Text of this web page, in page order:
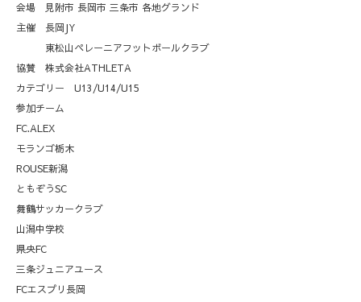
会場 見附市 長岡市 三条市 各地グランド
主催 長岡JY
東松山ペレーニアフットボールクラブ
協賛 株式会社ATHLETA
カテゴリー U13/U14/U15
参加チーム
FC.ALEX
モランゴ栃木
ROUSE新潟
ともぞうSC
舞鶴サッカークラブ
山潟中学校
県央FC
三条ジュニアユース
FCエスプリ長岡